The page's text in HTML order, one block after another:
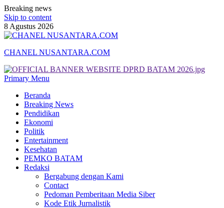
Breaking news
Skip to content
8 Agustus 2026
CHANEL NUSANTARA.COM
Primary Menu
Beranda
Breaking News
Pendidikan
Ekonomi
Politik
Entertainment
Kesehatan
PEMKO BATAM
Redaksi
Bergabung dengan Kami
Contact
Pedoman Pemberitaan Media Siber
Kode Etik Jurnalistik